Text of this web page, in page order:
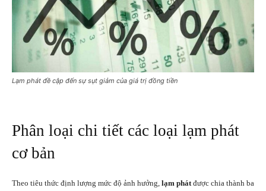
Lạm phát đề cập đến sự sụt giảm của giá trị đồng tiền
Phân loại chi tiết các loại lạm phát
cơ bản
Theo tiêu thức định lượng mức độ ảnh hưởng, lạm phát được chia thành ba